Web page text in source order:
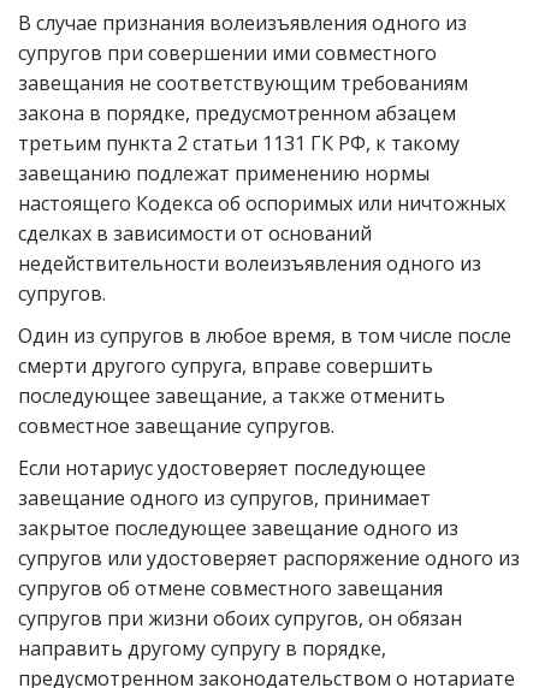
В случае признания волеизъявления одного из
супругов при совершении ими совместного
завещания не соответствующим требованиям
закона в порядке, предусмотренном абзацем
третьим пункта 2 статьи 1131 ГК РФ, к такому
завещанию подлежат применению нормы
настоящего Кодекса об оспоримых или ничтожных
сделках в зависимости от оснований
недействительности волеизъявления одного из
супругов.
Один из супругов в любое время, в том числе после
смерти другого супруга, вправе совершить
последующее завещание, а также отменить
совместное завещание супругов.
Если нотариус удостоверяет последующее
завещание одного из супругов, принимает
закрытое последующее завещание одного из
супругов или удостоверяет распоряжение одного из
супругов об отмене совместного завещания
супругов при жизни обоих супругов, он обязан
направить другому супругу в порядке,
предусмотренном законодательством о нотариате